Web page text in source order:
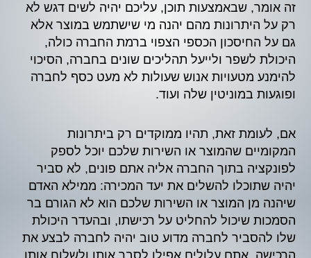
זה אומר, שבאמצעות תוכן, עליכם יהיה לשים דגש לא
רק על היתרונות מהם יהנה מי שישתמש במוצר אלא
גם על החיסכון הכספי הצפוי ברמת החברה כולה,
היכולת לשפר ולייעל תהליכים שונים בחברה, הסיכוי
להימנע מטעויות אנוש שעולות לא מעט כסף לחברה
ופוגעות במוניטין שלה ועוד.
אם, לעומת זאת, תהיו ממוקדים רק ביתרונות
המקומיים שהמוצר או השירות שלכם יוכל לספק
לפונקציה בתוך החברה אליה אתם פונים, לא סביר
יהיה שתוכלו להשלים את יעד המכירה: ממילא האדם
שיהנה מן המוצר או השירות שלכם הוא לא הגורם בר
הסמכות שיכול להחליט על רכישתו, ובהעדר היכולת
שלו להסביר לחברה מדוע טוב יהיה לחברה לבצע את
הרכישה, אתם עלולים אפילו לסבך אותו ולשלוח אותו